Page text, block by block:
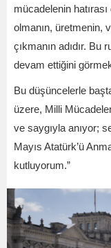
mücadelenin
olmanın, üretmenin,
çıkmanın adıdır.
devam ettiğini
Bu düşüncelerle
üzere, Milli
ve saygıyla anıyor;
Mayıs Atatürk’ü
kutluyorum.”